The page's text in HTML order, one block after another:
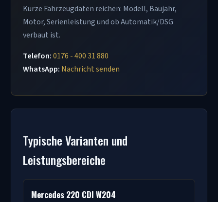
Kurze Fahrzeugdaten reichen: Modell, Baujahr,
Motor, Serienleistung und ob Automatik/DSG
verbaut ist.
Telefon:0176 - 400 31 880
WhatsApp: Nachricht senden
Typische Varianten und
Leistungsbereiche
Mercedes 220 CDI W204